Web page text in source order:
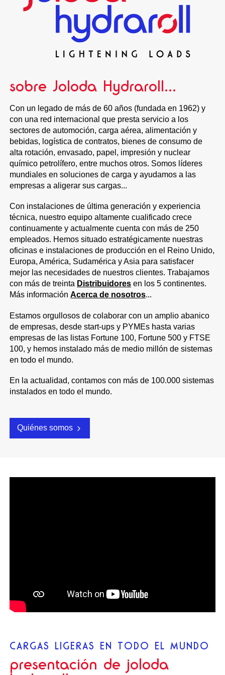
sobre Joloda Hydraroll...
Con un legado de más de 60 años (fundada en 1962) y
con una red internacional que presta servicio a los
sectores de automoción, carga aérea, alimentación y
bebidas, logística de contratos, bienes de consumo de
alta rotación, envasado, papel, impresión y nuclear
químico petrolífero, entre muchos otros. Somos líderes
mundiales en soluciones de carga y ayudamos a las
empresas a aligerar sus cargas...
Con instalaciones de última generación y experiencia
técnica, nuestro equipo altamente cualificado crece
continuamente y actualmente cuenta con más de 250
empleados. Hemos situado estratégicamente nuestras
oficinas e instalaciones de producción en el Reino Unido,
Europa, América, Sudamérica y Asia para satisfacer
mejor las necesidades de nuestros clientes. Trabajamos
con más de treinta Distribuidores en los 5 continentes.
Más informaciónAcerca de nosotros...
Estamos orgullosos de colaborar con un amplio abanico
de empresas, desde start-ups y PYMEs hasta varias
empresas de las listas Fortune 100, Fortune 500 y FTSE
100, y hemos instalado más de medio millón de sistemas
en todo el mundo.
En la actualidad, contamos con más de 100.000 sistemas
instalados en todo el mundo.
Quiénes somos
CARGAS LIGERAS EN TODO EL MUNDO
presentación de joloda